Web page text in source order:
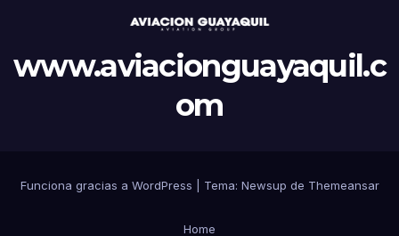
www.aviacionguayaquil.c
om
Funciona gracias a WordPress Tema: Newsup de Themeansar
Home